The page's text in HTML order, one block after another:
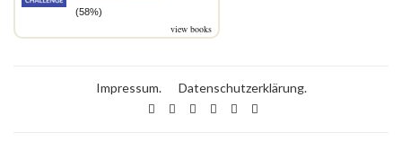
(58%)
view books
Impressum. Datenschutzerklärung.